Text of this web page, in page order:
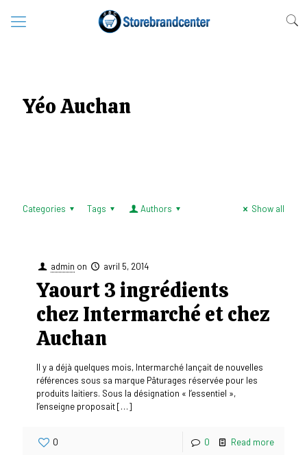
Yéo Auchan
Categories Tags Authors Show all
admin on avril 5, 2014
Yaourt 3 ingrédients
chez Intermarché et chez
Auchan
Il y a déjà quelques mois, Intermarché lançait de nouvelles
références sous sa marque Pâturages réservée pour les
produits laitiers. Sous la désignation « l’essentiel »,
l’enseigne proposait[…]
0 0 Read more